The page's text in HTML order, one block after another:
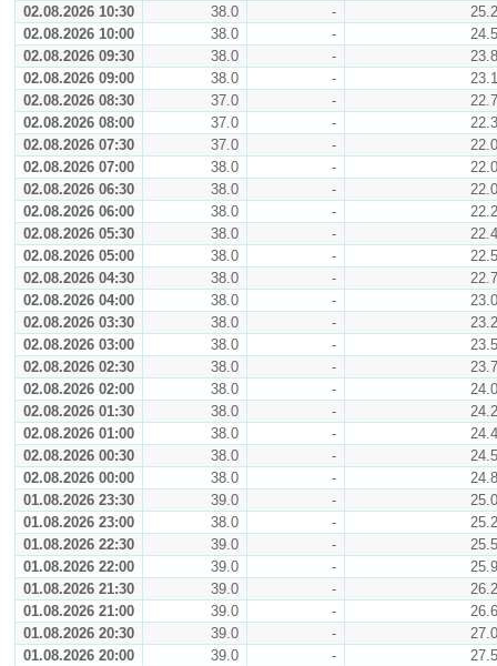
02.08.2026 10:30
38.0 -
25.2
02.08.2026 10:00
38.0 -
24.5
02.08.2026 09:30
38.0 -
23.8
02.08.2026 09:00
38.0 -
23.1
02.08.2026 08:30
37.0 -
22.7
02.08.2026 08:00
37.0 -
22.3
02.08.2026 07:30
37.0 -
22.0
02.08.2026 07:00
38.0 -
22.0
02.08.2026 06:30
38.0 -
22.0
02.08.2026 06:00
38.0 -
22.2
02.08.2026 05:30
38.0 -
22.4
02.08.2026 05:00
38.0 -
22.5
02.08.2026 04:30
38.0 -
22.7
02.08.2026 04:00
38.0 -
23.0
02.08.2026 03:30
38.0 -
23.2
02.08.2026 03:00
38.0 -
23.5
02.08.2026 02:30
38.0 -
23.7
02.08.2026 02:00
38.0 -
24.0
02.08.2026 01:30
38.0 -
24.2
02.08.2026 01:00
38.0 -
24.4
02.08.2026 00:30
38.0 -
24.5
02.08.2026 00:00
38.0 -
24.8
01.08.2026 23:30
39.0 -
25.0
01.08.2026 23:00
38.0 -
25.2
01.08.2026 22:30
39.0 -
25.5
01.08.2026 22:00
39.0 -
25.9
01.08.2026 21:30
39.0 -
26.2
01.08.2026 21:00
39.0 -
26.6
01.08.2026 20:30
39.0 -
27.0
01.08.2026 20:00
39.0 -
27.5